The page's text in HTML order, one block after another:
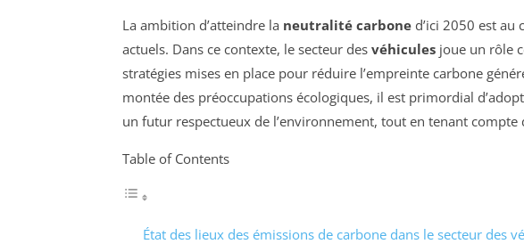
La ambition d’atteindre la neutralité carbone d’ici 2050 est
actuels. Dans ce contexte, le secteur des véhicules joue un rôle
stratégies mises en place pour réduire l’empreinte carbone
montée des préoccupations écologiques, il est primordial
un futur respectueux de l’environnement, tout en tenant
Table of Contents
État des lieux des émissions de carbone dans le secteur des